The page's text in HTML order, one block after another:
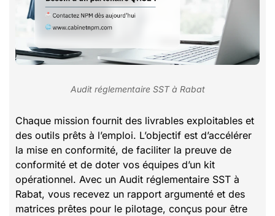
Audit réglementaire SST à Rabat
Chaque mission fournit des livrables exploitables et
des outils prêts à l’emploi. L’objectif est d’accélérer
la mise en conformité, de faciliter la preuve de
conformité et de doter vos équipes d’un kit
opérationnel. Avec un Audit réglementaire SST à
Rabat, vous recevez un rapport argumenté et des
matrices prêtes pour le pilotage, conçus pour être